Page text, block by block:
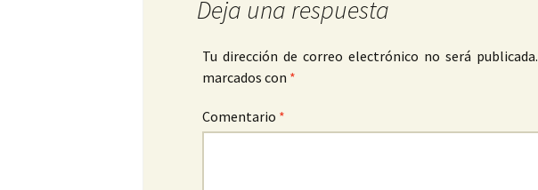
Deja una respuesta
Tu dirección de correo electrónico no será publicada.
marcados con *
Comentario *